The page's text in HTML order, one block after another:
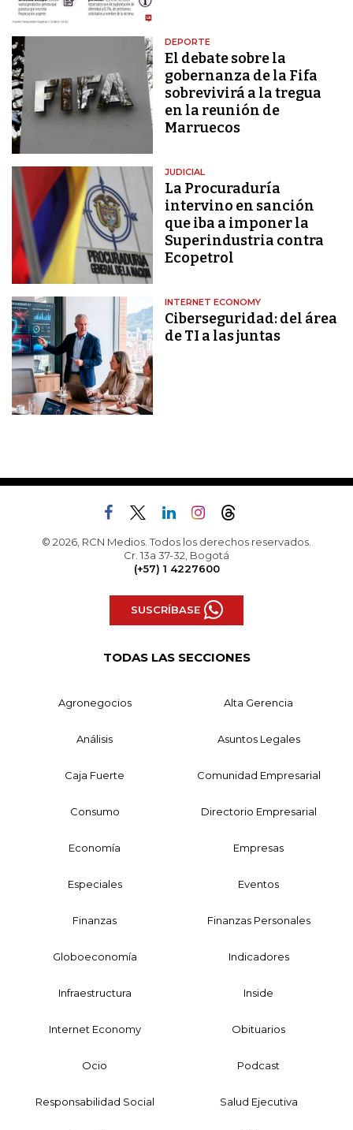
DEPORTE
El debate sobre la
gobernanza de la Fifa
sobrevivirá a la tregua
en la reunión de
Marruecos
JUDICIAL
La Procuraduría
intervino en sanción
que iba a imponer la
Superindustria contra
Ecopetrol
INTERNET ECONOMY
Ciberseguridad: del área
de TI a las juntas
© 2026, RCN Medios. Todos los derechos reservados.
Cr. 13a 37-32, Bogotá
(+57) 1 4227600
SUSCRÍBASE
TODAS LAS SECCIONES
Agronegocios Alta Gerencia
Análisis Asuntos Legales
Caja Fuerte Comunidad Empresarial
Consumo Directorio Empresarial
Economía Empresas
Especiales Eventos
Finanzas Finanzas Personales
Globoeconomía Indicadores
Infraestructura Inside
Internet Economy Obituarios
Ocio Podcast
Responsabilidad Social Salud Ejecutiva